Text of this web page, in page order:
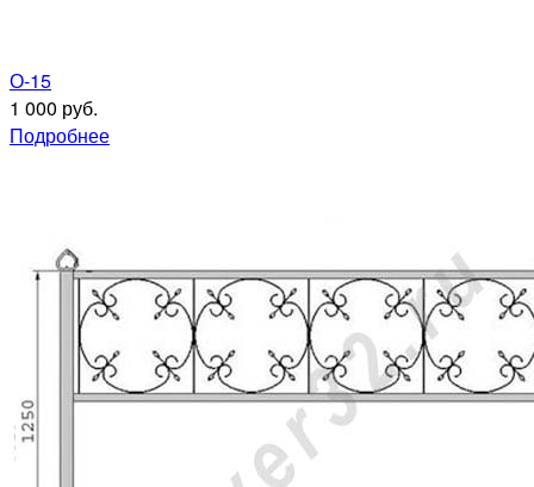
О-15
1 000 руб.
Подробнее